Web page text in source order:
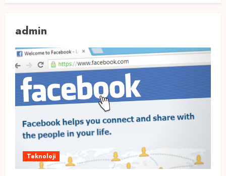
admin
Teknoloji